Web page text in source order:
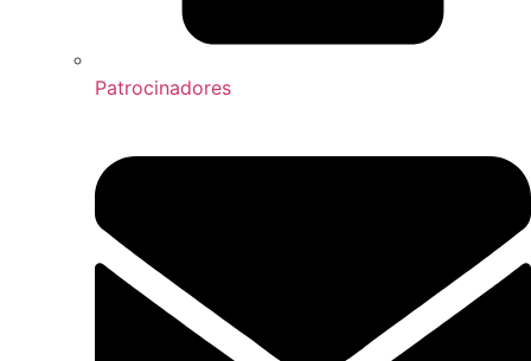
Patrocinadores